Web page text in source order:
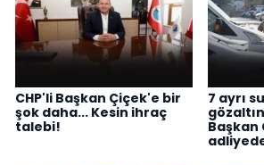
CHP'li Başkan Çiçek'e bir
şok daha... Kesin ihraç
talebi!
7 ayrı
Başkan